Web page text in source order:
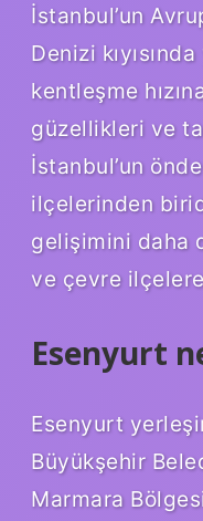
İstanbul’un
Denizi
kentleşme
güzellikleri ve
İstanbul’un
ilçelerinden
gelişimini daha
ve çevre
Esenyurt
Esenyurt
Büyükşehir
Marmara